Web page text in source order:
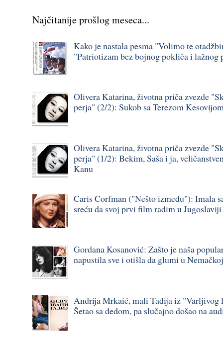
Najčitanije prošlog meseca...
Kako je nastala pesma "Volimo te
"Patriotizam bez bojnog pokliča i lažnog
Olivera Katarina, životna priča zvezde
perja" (2/2): Sukob sa Terezom
Olivera Katarina, životna priča zvezde
perja" (1/2): Bekim, Saša i ja,
Kanu
Caris Corfman ("Nešto između"): Imala
sreću da svoj prvi film radim u
Gordana Kosanović: Zašto je naša
napustila sve i otišla da glumi u
Andrija Mrkaić, mali Tadija iz "Varljivog
Šetao sa dedom, pa slučajno došao na